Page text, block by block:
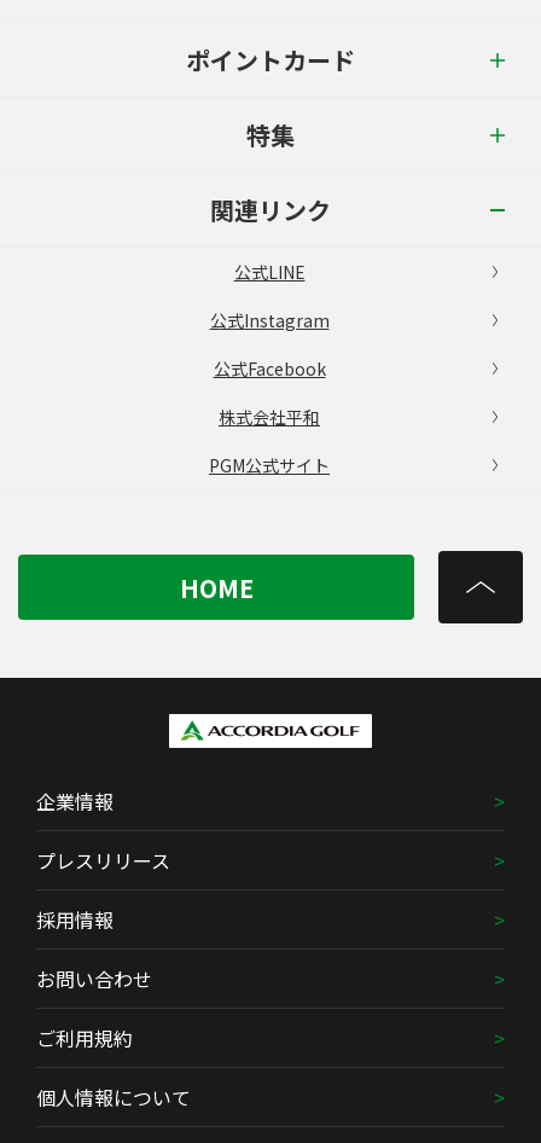
ポイントカード
特集
関連リンク
公式LINE
公式Instagram
公式Facebook
株式会社平和
PGM公式サイト
HOME
企業情報
プレスリリース
採用情報
お問い合わせ
ご利用規約
個人情報について